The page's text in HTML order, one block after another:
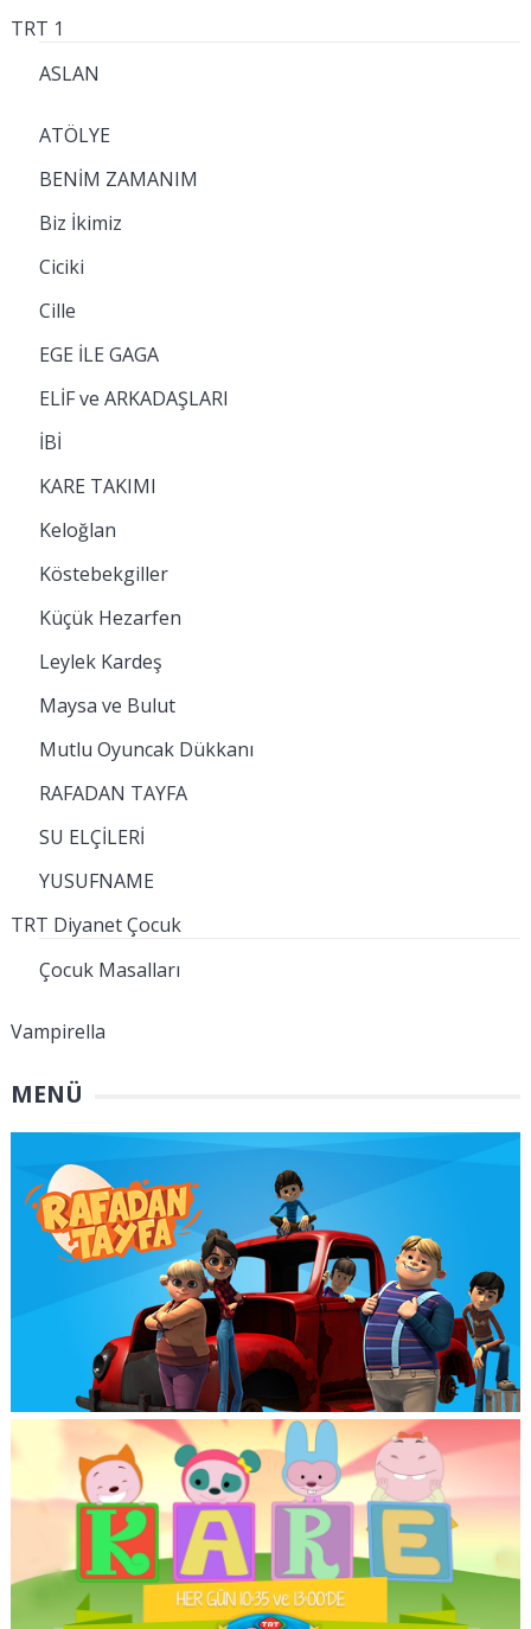
TRT 1
ASLAN
ATÖLYE
BENİM ZAMANIM
Biz İkimiz
Ciciki
Cille
EGE İLE GAGA
ELİF ve ARKADAŞLARI
İBİ
KARE TAKIMI
Keloğlan
Köstebekgiller
Küçük Hezarfen
Leylek Kardeş
Maysa ve Bulut
Mutlu Oyuncak Dükkanı
RAFADAN TAYFA
SU ELÇİLERİ
YUSUFNAME
TRT Diyanet Çocuk
Çocuk Masalları
Vampirella
MENÜ